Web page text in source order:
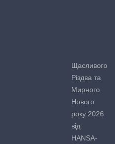
Щасливого
Різдва та
Мирного
Нового
року 2026
від
HANSA-